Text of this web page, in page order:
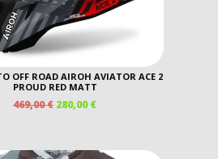
OFF ROAD AIROH AVIATOR ACE 2
PROUD RED MATT
469,00€ IL
280,00€IL